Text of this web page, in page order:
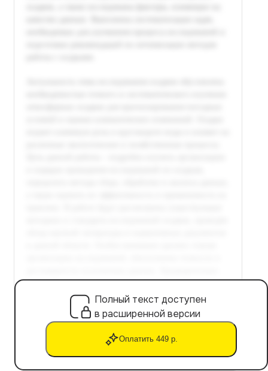
Полный текст доступен
в расширенной версии
Оплатить 449 р.